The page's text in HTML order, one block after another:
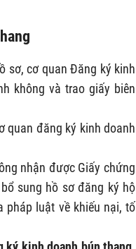
sơ, cơ quan Đăng ký kinh
không và trao giấy biên
quan đăng ký kinh doanh
nhận được Giấy chứng
sung hồ sơ đăng ký hộ
pháp luật về khiếu nại, tố